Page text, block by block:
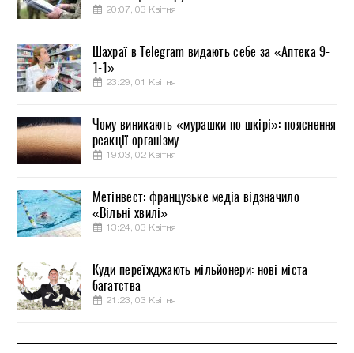
20:07, 03 Квітня
Шахраї в Telegram видають себе за «Аптека 9-
1-1»
23:29, 01 Квітня
Чому виникають «мурашки по шкірі»: пояснення
реакції організму
19:03, 02 Квітня
Метінвест: французьке медіа відзначило
«Вільні хвилі»
13:24, 03 Квітня
Куди переїжджають мільйонери: нові міста
багатства
21:23, 03 Квітня